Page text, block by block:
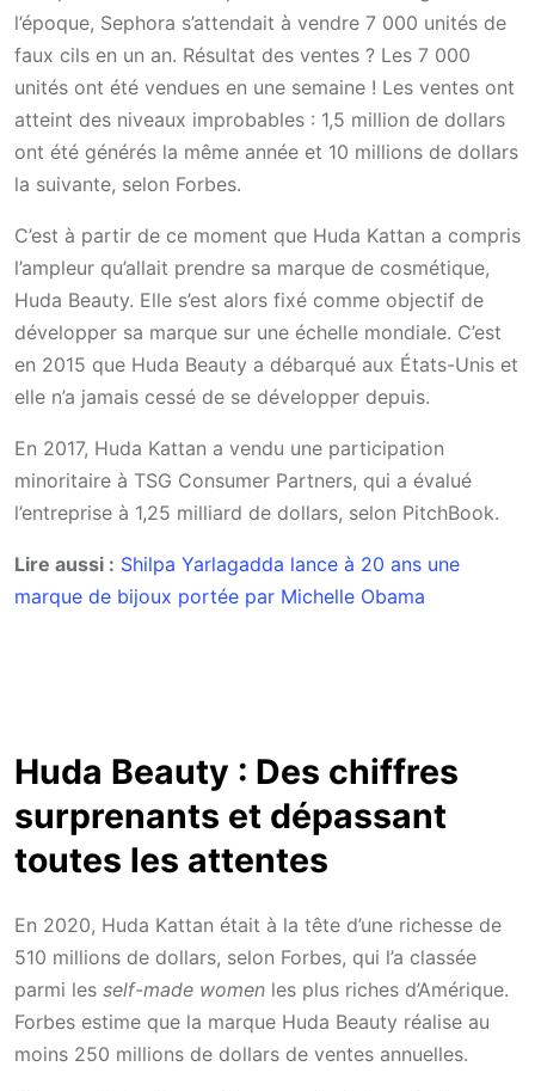
l’époque, Sephora s’attendait à vendre 7 000 unités de
faux cils en un an. Résultat des ventes ? Les 7 000
unités ont été vendues en une semaine ! Les ventes ont
atteint des niveaux improbables : 1,5 million de dollars
ont été générés la même année et 10 millions de dollars
la suivante, selon Forbes.
C’est à partir de ce moment que Huda Kattan a compris
l’ampleur qu’allait prendre sa marque de cosmétique,
Huda Beauty. Elle s’est alors fixé comme objectif de
développer sa marque sur une échelle mondiale. C’est
en 2015 que Huda Beauty a débarqué aux États-Unis et
elle n’a jamais cessé de se développer depuis.
En 2017, Huda Kattan a vendu une participation
minoritaire à TSG Consumer Partners, qui a évalué
l’entreprise à 1,25 milliard de dollars, selon PitchBook.
Lire aussi : Shilpa Yarlagadda lance à 20 ans une
marque de bijoux portée par Michelle Obama
Huda Beauty : Des chiffres
surprenants et dépassant
toutes les attentes
En 2020, Huda Kattan était à la tête d’une richesse de
510 millions de dollars, selon Forbes, qui l’a classée
parmi les self-made women les plus riches d’Amérique.
Forbes estime que la marque Huda Beauty réalise au
moins 250 millions de dollars de ventes annuelles.